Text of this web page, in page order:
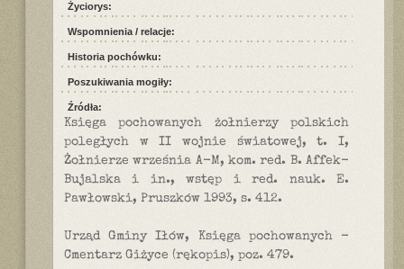
Życiorys:
Wspomnienia / relacje:
Historia pochówku:
Poszukiwania mogiły:
Źródła:
Księga pochowanych żołnierzy polskich
poległych w II wojnie światowej, t. I,
Żołnierze września A-M, kom. red. B. Affek-
Bujalska i in., wstęp i red. nauk. E.
Pawłowski, Pruszków 1993, s. 412.
Urząd Gminy Iłów, Księga pochowanych -
Cmentarz Giżyce (rękopis), poz. 479.